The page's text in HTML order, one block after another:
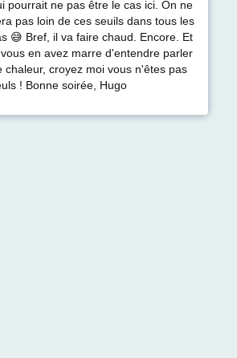
pourrait ne pas être le cas ici. On ne
pas loin de ces seuils dans tous les
😅 Bref, il va faire chaud. Encore. Et
en avez marre d'entendre parler
chaleur, croyez moi vous n'êtes pas
! Bonne soirée, Hugo